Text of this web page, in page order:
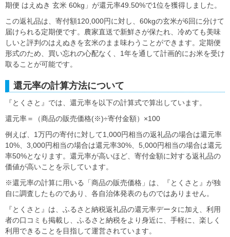
期便 はえぬき 玄米 60kg」が還元率49.50%で1位を獲得しました。
この返礼品は、寄付額120,000円に対し、60kgの玄米が6回に分けて
届けられる定期便です。農家直送で新鮮さが保たれ、冷めても美味
しいと評判のはえぬきを玄米のまま味わうことができます。定期便
形式のため、買い忘れの心配なく、1年を通して計画的にお米を受け
取ることが可能です。
還元率の計算方法について
『とくさと』では、還元率を以下の計算式で算出しています。
還元率＝（商品の販売価格(※)÷寄付金額）×100
例えば、1万円の寄付に対して1,000円相当の返礼品の場合は還元率
10%、3,000円相当の場合は還元率30%、5,000円相当の場合は還元
率50%となります。還元率が高いほど、寄付金額に対する返礼品の
価値が高いことを示しています。
※還元率の計算に用いる「商品の販売価格」は、『とくさと』が独
自に調査したものであり、各自治体発表のものではありません。
『とくさと』は、ふるさと納税返礼品の還元率データに加え、利用
者の口コミも掲載し、ふるさと納税をより身近に、手軽に、楽しく
利用できることを目指して運営されています。